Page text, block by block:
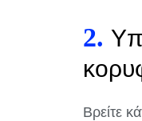
2.
Βρείτε